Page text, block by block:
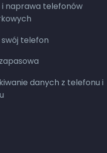
i naprawa telefonów
telefon
danych z telefonu i